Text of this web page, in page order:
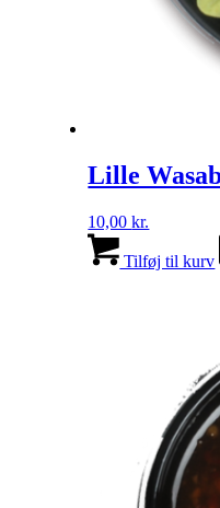
Lille
10,00kr.
Tilføj til kurv